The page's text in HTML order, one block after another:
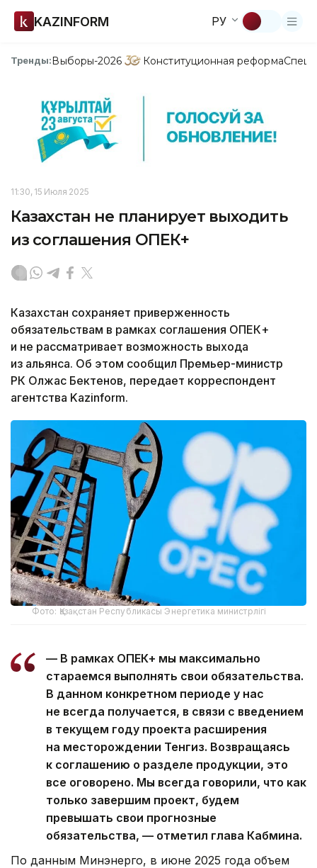
KAZINFORM РУ
Тренды:Выборы-2026 Конституционная реформа
11:30, 15 Июля 2025
Казахстан не планирует выходить
из соглашения ОПЕК+
Казахстан сохраняет приверженность
обязательствам в рамках соглашения ОПЕК+
и не рассматривает возможность выхода
из альянса. Об этом сообщил Премьер-министр
РК Олжас Бектенов, передает корреспондент
агентства Kazinform.
Фото: Қазақстан Республикасы Энергетика министрлігі
— В рамках ОПЕК+ мы максимально
стараемся выполнять свои обязательства.
В данном конкретном периоде у нас
не всегда получается, в связи с введением
в текущем году проекта расширения
на месторождении Тенгиз. Возвращаясь
к соглашению о разделе продукции, это
все оговорено. Мы всегда говорили, что как
только завершим проект, будем
превышать свои прогнозные
обязательства, — отметил глава Кабмина.
По данным Минэнерго, в июне 2025 года объем